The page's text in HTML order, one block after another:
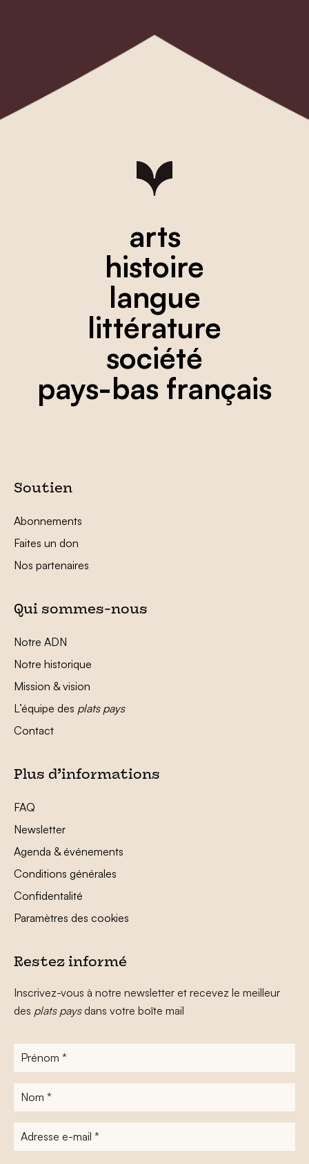
arts
histoire
langue
littérature
société
pays-bas français
Soutien
Abonnements
Faites un don
Nos partenaires
Qui sommes-nous
Notre ADN
Notre historique
Mission & vision
L’équipe des plats pays
Contact
Plus d’informations
FAQ
Newsletter
Agenda & événements
Conditions générales
Confidentalité
Paramètres des cookies
Restez informé
Inscrivez-vous à notre newsletter et recevez le meilleur
des plats paysdans votre boîte mail
Prénom
Nom
Adresse
e-